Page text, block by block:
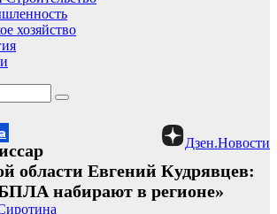
хозяйство
Дзен.Новости
области Евгений Кудрявцев:
набирают в регионе»